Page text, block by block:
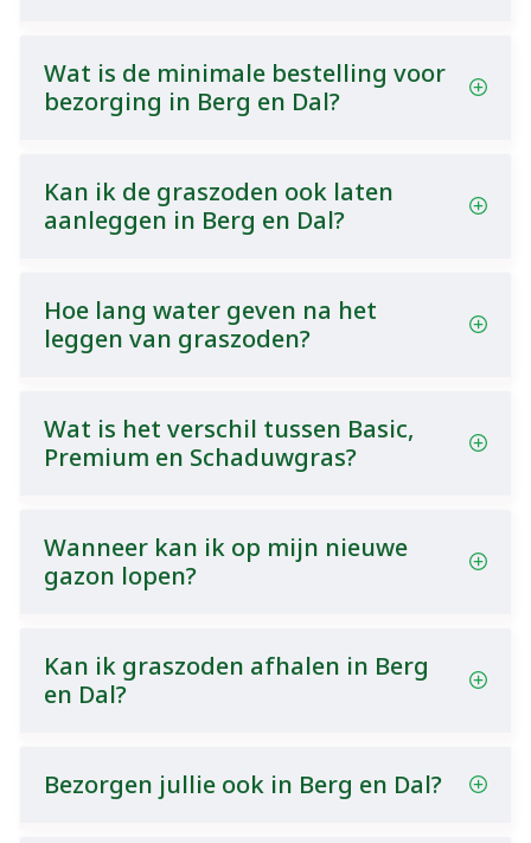
Wat is de minimale bestelling voor
bezorging in Berg en Dal?
Kan ik de graszoden ook laten
aanleggen in Berg en Dal?
Hoe lang water geven na het
leggen van graszoden?
Wat is het verschil tussen Basic,
Premium en Schaduwgras?
Wanneer kan ik op mijn nieuwe
gazon lopen?
Kan ik graszoden afhalen in Berg
en Dal?
Bezorgen jullie ook in Berg en Dal?